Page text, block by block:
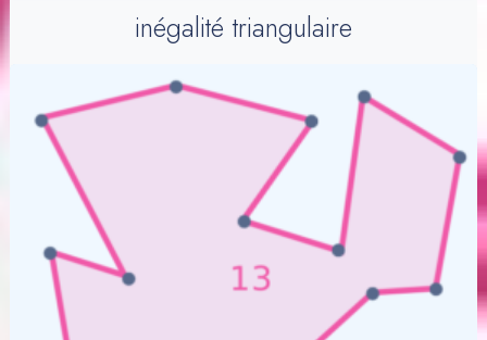
inégalité triangulaire